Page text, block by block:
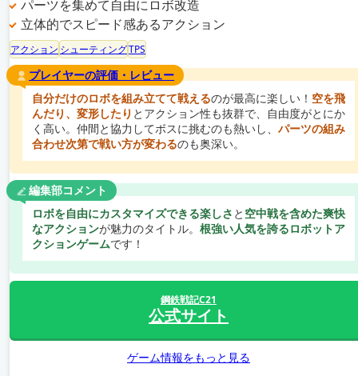
パーツを集めて自由にロボ改造
立体的でスピード感あるアクション
アクション シューティングTPS
プレイヤーの評価・レビュー
自分だけのロボを組み立てて戦えるのが最高に楽しい！ 空を飛
んだり、変形したり とアクション性も抜群で、自由度がとにか
く高い。仲間と協力してボスに挑むのも熱いし、 パーツの組み
合わせ次第で戦い方が変わるのも奥深い。
編集部コメント
ロボを自由にカスタマイズできる楽しさ と 空中戦を含めた爽快
なアクションが魅力のタイトル。 根強い人気を誇るロボットア
クションゲームです！
鋼鉄戦記C21
公式サイト
ゲーム情報をもっと見る